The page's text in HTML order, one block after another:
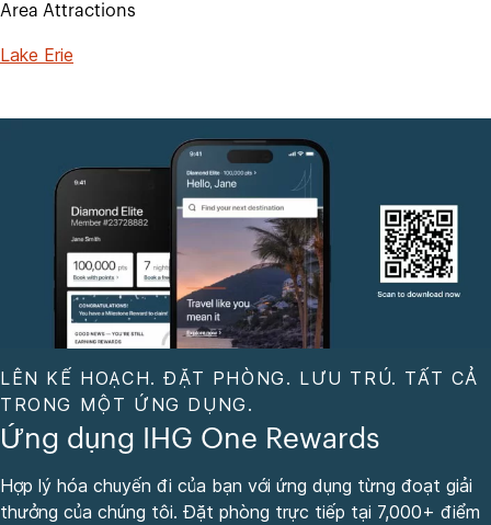
Area Attractions
Lake Erie
LÊN KẾ HOẠCH. ĐẶT PHÒNG. LƯU TRÚ. TẤT CẢ
TRONG MỘT ỨNG DỤNG.
Ứng dụng IHG One Rewards
Hợp lý hóa chuyến đi của bạn với ứng dụng từng đoạt giải
thưởng của chúng tôi. Đặt phòng trực tiếp tại 7,000+ điểm